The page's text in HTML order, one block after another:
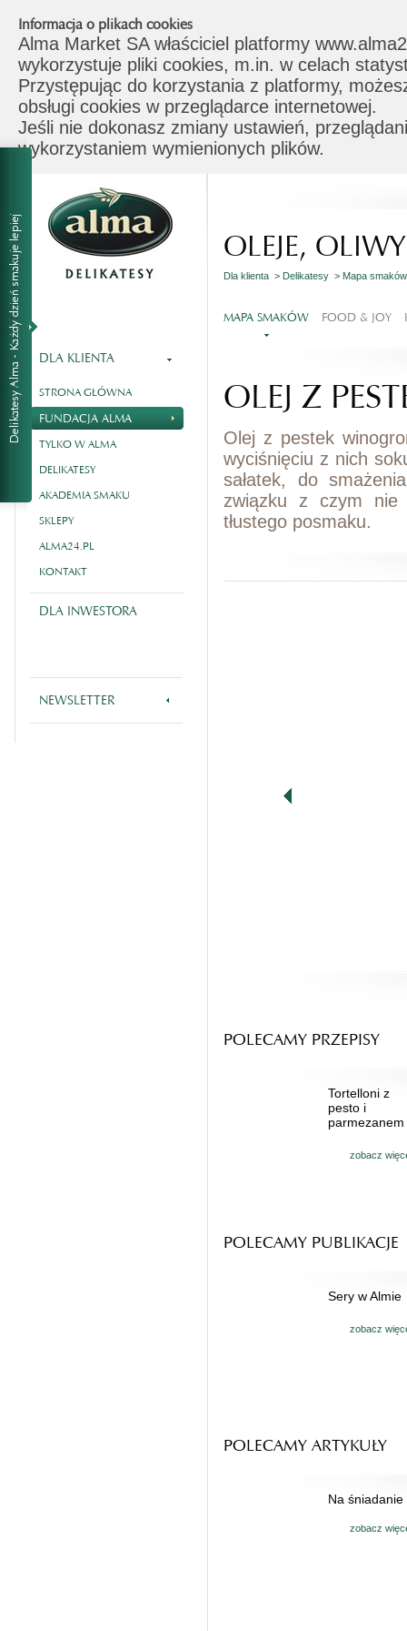
Informacja o plikach cookies
Alma Market SA właściciel platformy
wykorzystuje pliki cookies, m.in. w celach
Przystępując do korzystania z platformy,
obsługi cookies w przeglądarce internetowej.
Jeśli nie dokonasz zmiany ustawień,
wykorzystaniem wymienionych plików.
DLA KLIENTA
STRONA GŁÓWNA
FUNDACJA ALMA
TYLKO W ALMA
DELIKATESY
AKADEMIA SMAKU
SKLEPY
ALMA24.PL
KONTAKT
DLA INWESTORA
NEWSLETTER
OLEJE,
Dla klienta > Delikatesy > Mapa
MAPA SMAKÓW FOOD & JOY
OLEJ Z
Olej z pestek
wyciśnięciu z nich
sałatek, do
związku z czym nie
tłustego posmaku.
POLECAMY PRZEPISY
Tortelloni z
pesto i
parmezanem
zobacz
POLECAMY PUBLIKACJE
Sery w Almie
zobacz
POLECAMY ARTYKUŁY
Na śniadanie
zobacz